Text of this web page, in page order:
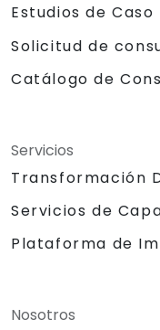
Estudios de Caso
Solicitud de
Catálogo de
Servicios
Transformación
Servicios de
Plataforma de
Nosotros